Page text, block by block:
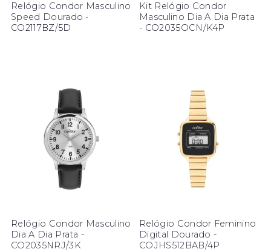
Relógio Condor Masculino
Speed Dourado -
CO2117BZ/5D
Kit Relógio Condor
Masculino Dia A Dia Prata
- CO2035OCN/K4P
Relógio Condor Masculino
Dia A Dia Prata -
CO2035NRJ/3K
Relógio Condor Feminino
Digital Dourado -
COJHS512BAB/4P